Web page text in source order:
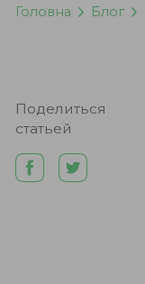
Головна Блог
Поделиться
статьей